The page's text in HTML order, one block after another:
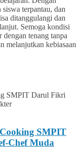
terpantau, dan
ditanggulangi dan
Semoga kondisi
dengan tenang tanpa
melanjutkan kebiasaan
SMPIT
Chef Muda